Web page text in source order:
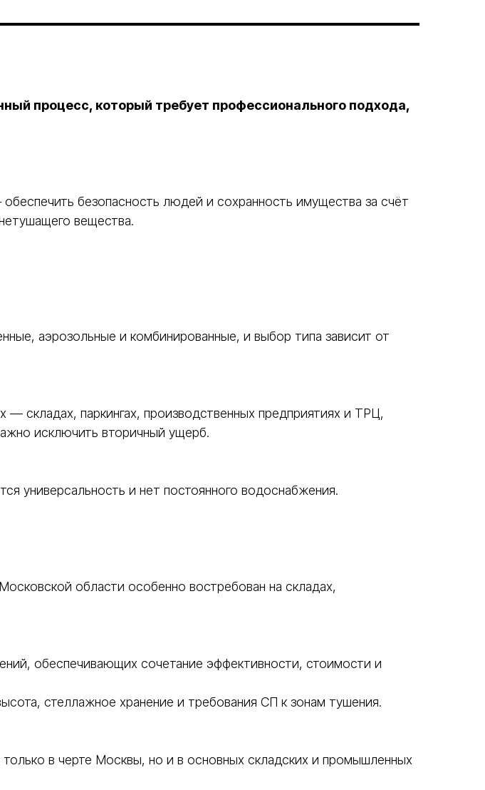
процесс, который требует профессионального подхода,
безопасность людей и сохранность имущества за счёт
вещества.
аэрозольные и комбинированные, и выбор типа зависит от
складах, паркингах, производственных предприятиях и ТРЦ,
исключить вторичный ущерб.
универсальность и нет постоянного водоснабжения.
области особенно востребован на складах,
обеспечивающих сочетание эффективности, стоимости и
стеллажное хранение и требования СП к зонам тушения.
в черте Москвы, но и в основных складских и промышленных